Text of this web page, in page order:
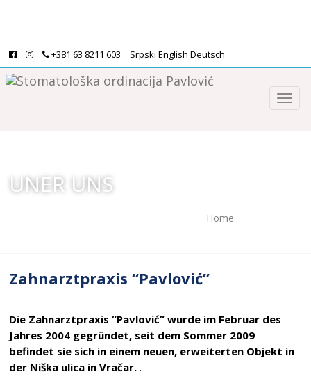
+381 63 8211 603 Srpski English Deutsch
UNER UNS
Home
Zahnarztpraxis “Pavlović”
Die Zahnarztpraxis “Pavlović” wurde im Februar des
Jahres 2004 gegründet, seit dem Sommer 2009
befindet sie sich in einem neuen, erweiterten Objekt in
der Niška ulica in Vračar..